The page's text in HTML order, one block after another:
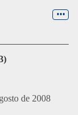
Menú
de 2008